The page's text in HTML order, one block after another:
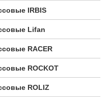
IRBIS
Lifan
RACER
ROCKOT
ROLIZ